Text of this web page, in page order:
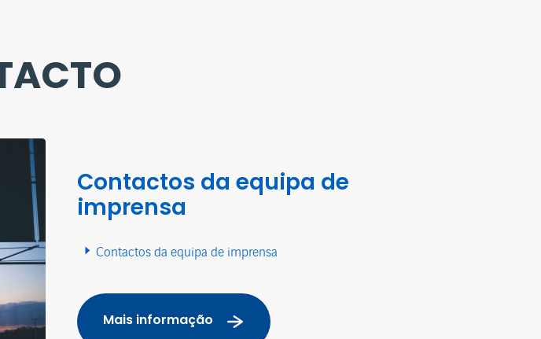
Contactos da equipa de
imprensa
Contactos da equipa de imprensa
Mais informação